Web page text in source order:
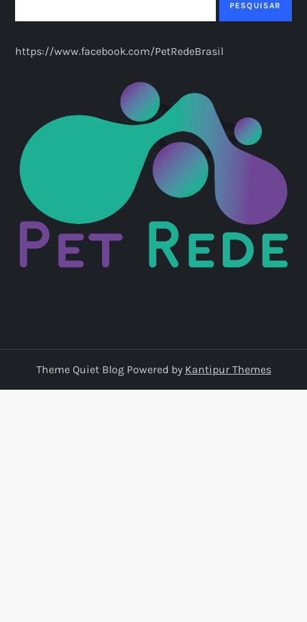
PESQUISAR
https://www.facebook.com/PetRedeBrasil
Theme Quiet Blog Powered by Kantipur Themes